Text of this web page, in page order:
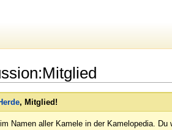
, Mitglied!
Namen aller Kamele in der Kamelopedia.